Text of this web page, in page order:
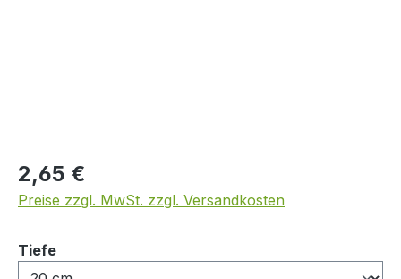
Regulärer Preis:
2,65 €
Preise zzgl. MwSt. zzgl. Versandkosten
Tiefeauswählen